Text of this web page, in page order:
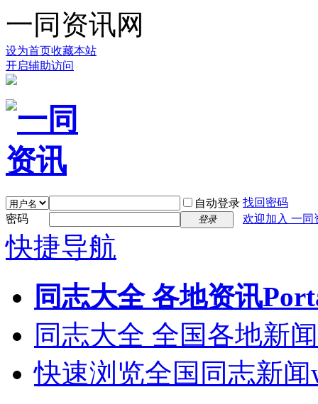
一同资讯网
设为首页收藏本站
开启辅助访问
自动登录 找回密码
密码
登录 欢迎加入 一同
快捷导航
同志大全 各地资讯
同志大全 全国各地新闻
快速浏览全国同志新闻